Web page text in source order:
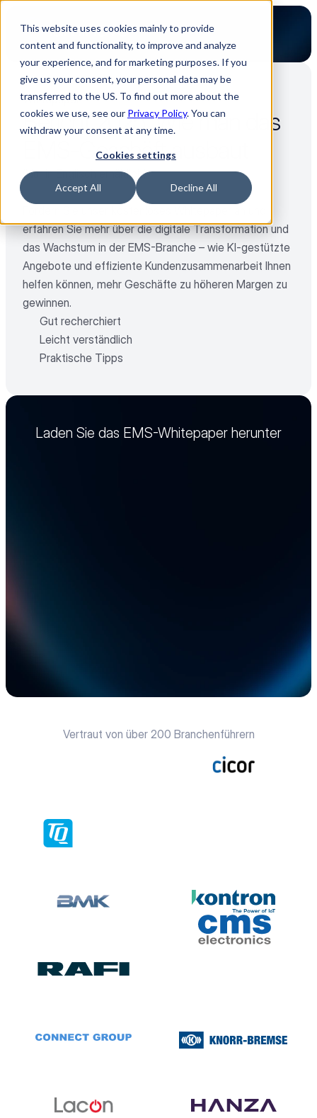
This website uses cookies mainly to provide
content and functionality, to improve and analyze
your experience, and for marketing purposes. If you
give us your consent, your personal data may be
transferred to the US. To find out more about the
cookies we use, see our Privacy Policy. You can
withdraw your consent at any time.
Cookies settings
Accept All Decline All
Whitepaper
Bericht 2025: Wie man das
EMS-Geschäft ausbaut
(Nur in Englisch erhältlich)
erfahren Sie mehr über die digitale Transformation und
das Wachstum in der EMS-Branche – wie KI-gestützte
Angebote und effiziente Kundenzusammenarbeit Ihnen
helfen können, mehr Geschäfte zu höheren Margen zu
gewinnen.
Gut recherchiert
Leicht verständlich
Praktische Tipps
Laden Sie das EMS-Whitepaper herunter
Vertraut von über 200 Branchenführern